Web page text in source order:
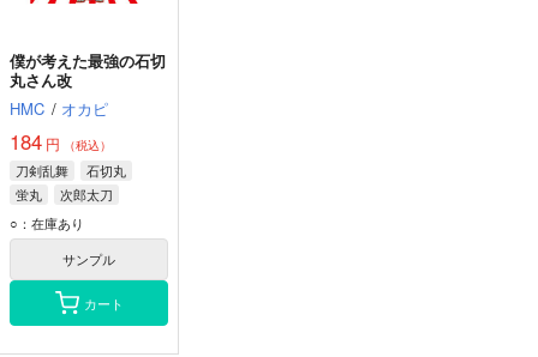
僕が考えた最強の石切
丸さん改
HMC / オカピ
184 円 （税込）
刀剣乱舞
石切丸
蛍丸
次郎太刀
○：在庫あり
サンプル
カート